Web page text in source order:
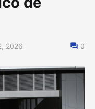
2026 0